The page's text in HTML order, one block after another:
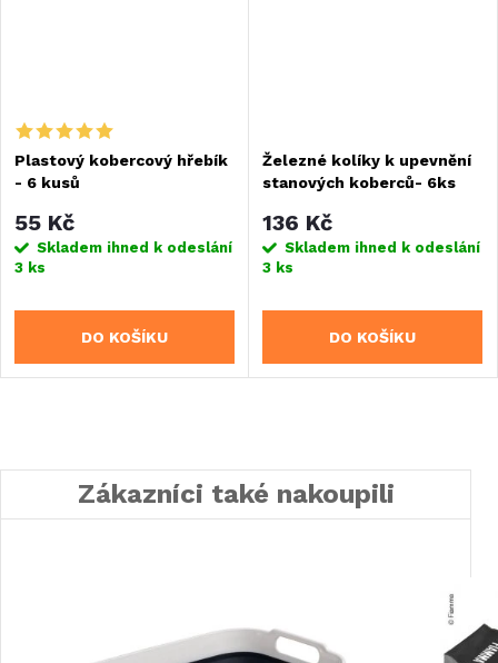
Plastový kobercový hřebík
- 6 kusů
55 Kč
Skladem ihned k odeslání
3 ks
DO KOŠÍKU
Železné kolíky k upevnění
stanových koberců- 6ks
136 Kč
Skladem ihned k odeslání
3 ks
DO KOŠÍKU
Zákazníci také nakoupili